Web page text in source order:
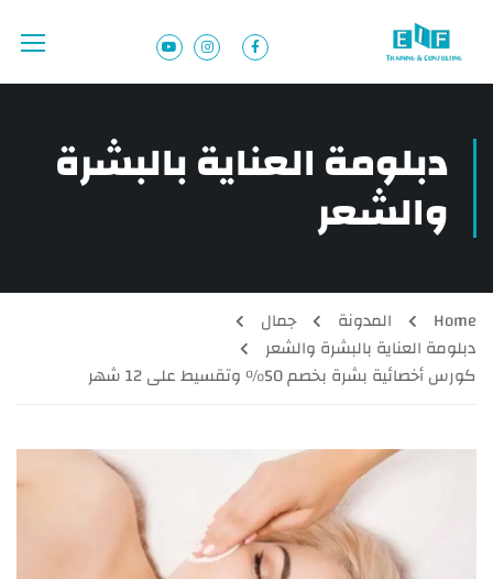
دبلومة العناية بالبشرة
والشعر
Home المدونة
جمال
دبلومة العناية بالبشرة والشعر
كورس أخصائية بشرة بخصم 50% وتقسيط على 12 شهر